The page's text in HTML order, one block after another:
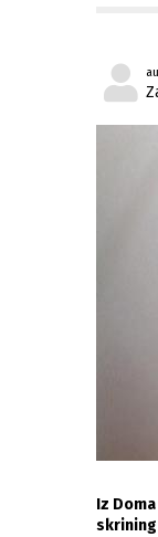
Iz
skrining